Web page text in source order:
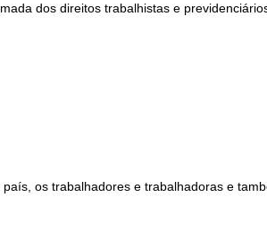
dos direitos trabalhistas e
os trabalhadores e trabalhadoras e